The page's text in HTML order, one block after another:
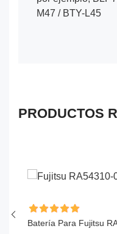
M47 / BTY-L45
PRODUCTOS
Batería Para Fujitsu